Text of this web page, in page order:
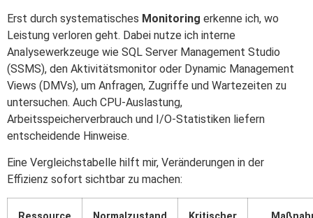
Erst durch systematisches Monitoring erkenne ich, wo
Leistung verloren geht. Dabei nutze ich interne
Analysewerkzeuge wie SQL Server Management Studio
(SSMS), den Aktivitätsmonitor oder Dynamic Management
Views (DMVs), um Anfragen, Zugriffe und Wartezeiten zu
untersuchen. Auch CPU-Auslastung,
Arbeitsspeicherverbrauch und I/O-Statistiken liefern
entscheidende Hinweise.
Eine Vergleichstabelle hilft mir, Veränderungen in der
Effizienz sofort sichtbar zu machen: